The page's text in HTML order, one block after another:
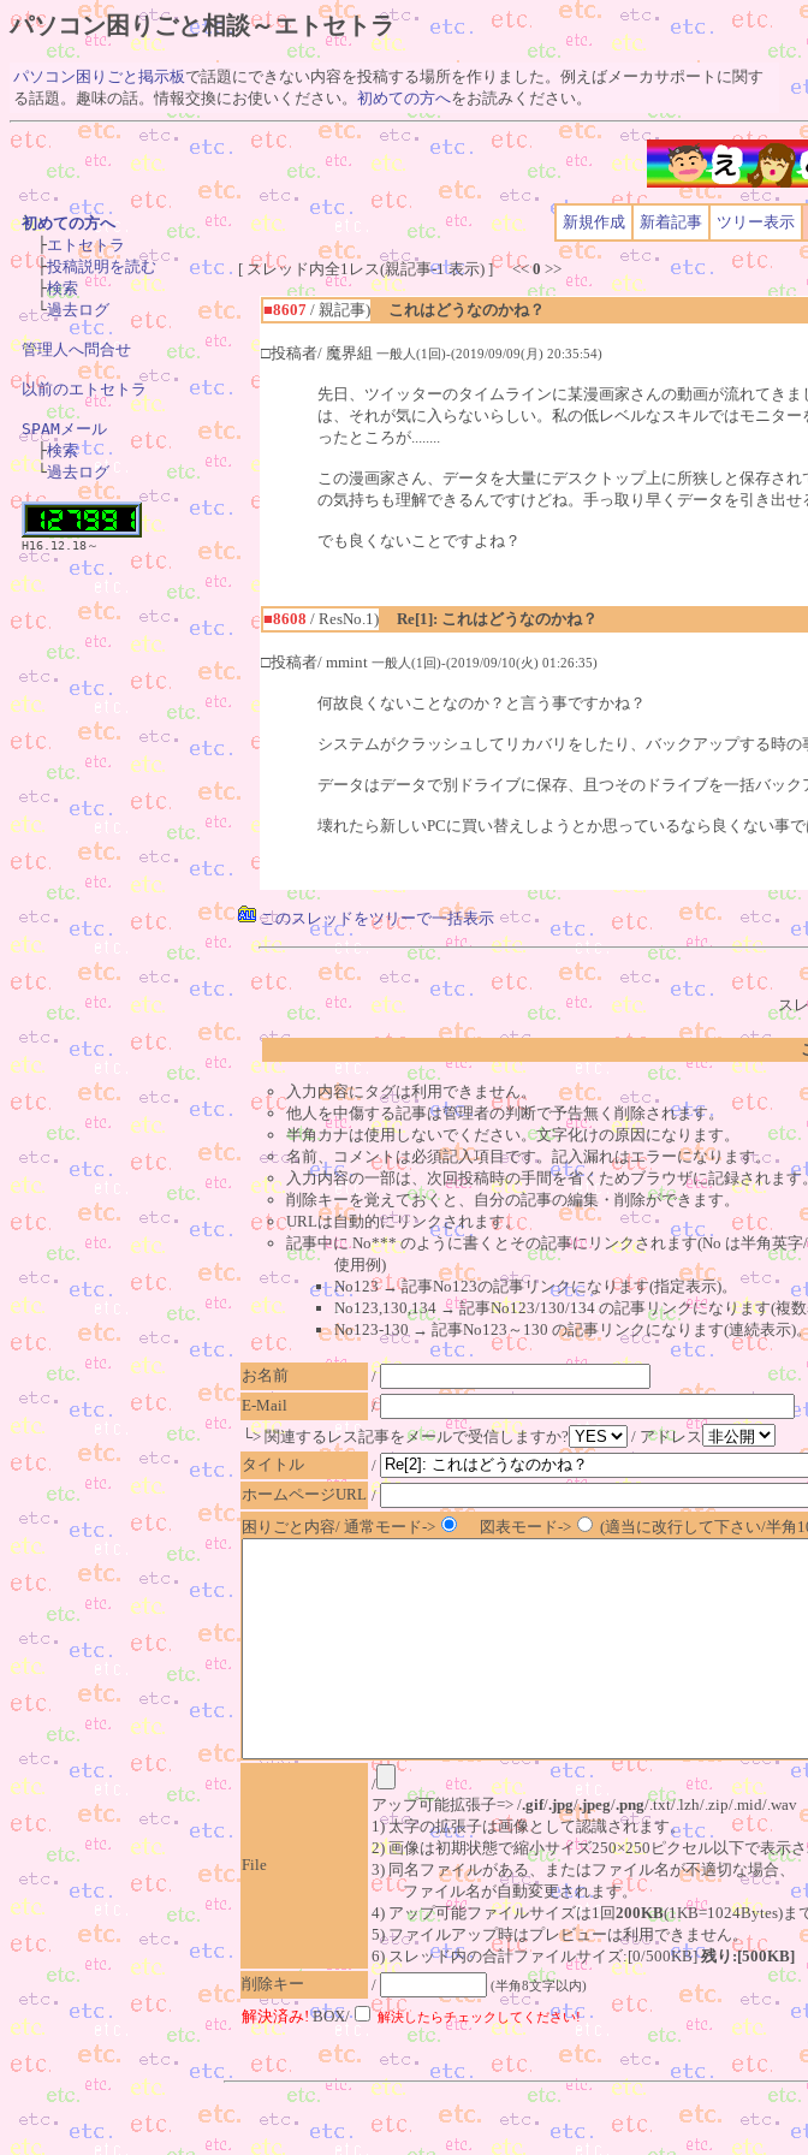
パソコン困りごと相談～エトセトラ
パソコン困りごと掲示板で話題にできない内容を投稿する場所を作りました。例えばメーカサポートに関す
る話題。趣味の話。情報交換にお使いください。 初めての方へをお読みください。
新規作成 新着記事 ツリー表示
[ スレッド内全1レス(親記事-1 表示) ] <<0 >>
■8607 / 親記事)
これはどうなのかね？
□投稿者/ 魔界組 一般人(1回)-(2019/09/09(月) 20:35:54)
先日、ツイッターのタイムラインに某漫画家さんの動画が流れてき
は、それが気に入らないらしい。私の低レベルなスキルではモニタ
ったところが........
この漫画家さん、データを大量にデスクトップ上に所狭しと保存さ
の気持ちも理解できるんですけどね。手っ取り早くデータを引き出せ
でも良くないことですよね？
■8608 / ResNo.1)
Re[1]: これはどうなのかね？
□投稿者/ mmint 一般人(1回)-(2019/09/10(火) 01:26:35)
何故良くないことなのか？と言う事ですかね？
システムがクラッシュしてリカバリをしたり、バックアップする時の
データはデータで別ドライブに保存、且つそのドライブを一括バック
壊れたら新しいPCに買い替えしようとか思っているなら良くない事
このスレッドをツリーで一括表示
ス
入力内容にタグは利用できません。
他人を中傷する記事は管理者の判断で予告無く削除されます。
半角カナは使用しないでください。文字化けの原因になります。
名前、コメントは必須記入項目です。記入漏れはエラーになります。
入力内容の一部は、次回投稿時の手間を省くためブラウザに記録されます
削除キーを覚えておくと、自分の記事の編集・削除ができます。
URLは自動的にリンクされます。
記事中に No*** のように書くとその記事にリンクされます(No は半角英
使用例)
No123 → 記事No123の記事リンクになります(指定表示)。
No123,130,134 → 記事No123/130/134 の記事リンクになります(複数
No123-130 → 記事No123～130 の記事リンクになります(連続表示)
お名前
/
E-Mail
/
└> 関連するレス記事をメールで受信しますか?
/ アドレス
タイトル
/
ホームページURL /
困りごと内容/ 通常モード->
図表モード-> (適当に改行して下さい/半角
File
/
アップ可能拡張子=> /.gif/.jpg/.jpeg/.png/.txt/.lzh/.zip/.mid/.wav
1) 太字の拡張子は画像として認識されます。
2) 画像は初期状態で縮小サイズ250×250ピクセル以下で表示
3) 同名ファイルがある、またはファイル名が不適切な場合、
ファイル名が自動変更されます。
4) アップ可能ファイルサイズは1回200KB(1KB=1024Bytes)ま
5) ファイルアップ時はプレビューは利用できません。
6) スレッド内の合計ファイルサイズ:[0/500KB]残り:[500KB]
削除キー
/ (半角8文字以内)
解決済み!BOX/ 解決したらチェックしてください!
初めての方へ
├エトセトラ
├投稿説明を読む
├検索
└過去ログ
管理人へ問合せ
以前のエトセトラ
SPAMメール
├検索
└過去ログ
H16.12.18～